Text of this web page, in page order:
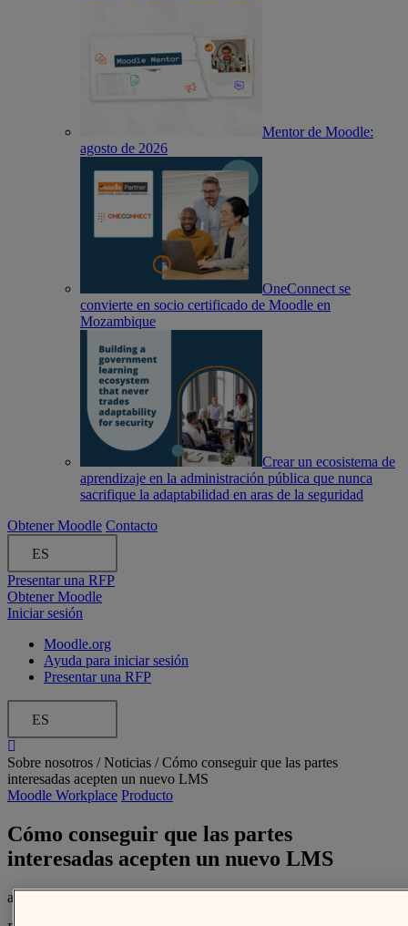
Mentor de Moodle:
agosto de 2026
OneConnect se
convierte en socio certificado de Moodle en
Mozambique
Crear un ecosistema de
aprendizaje en la administración pública que nunca
sacrifique la adaptabilidad en aras de la seguridad
Obtener Moodle Contacto
ES
Presentar una RFP
Obtener Moodle
Iniciar sesión
Moodle.org
Ayuda para iniciar sesión
Presentar una RFP
ES
Sobre nosotros /Noticias /Cómo conseguir que las partes
interesadas acepten un nuevo LMS
Moodle Workplace Producto
Cómo conseguir que las partes
interesadas acepten un nuevo LMS
abril 18, 2024 Por Barnana Sarkar